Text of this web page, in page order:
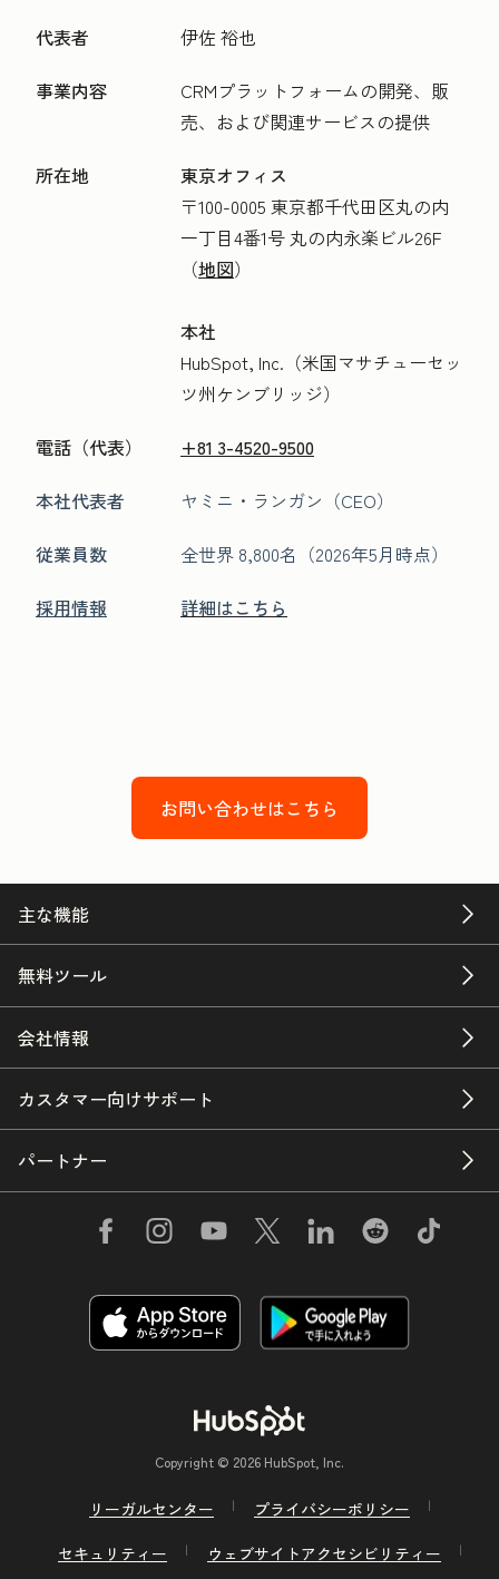
代表者
伊佐 裕也
事業内容
CRMプラットフォームの開発、販
売、および関連サービスの提供
所在地
東京オフィス
〒100-0005 東京都千代田区丸の内
一丁目4番1号 丸の内永楽ビル26F
（地図）
本社
HubSpot, Inc.（米国マサチューセッ
ツ州ケンブリッジ）
電話（代表）
+81 3-4520-9500
本社代表者
ヤミニ・ランガン（CEO）
従業員数
全世界 8,800名（2026年5月時点）
採用情報
詳細はこちら
お問い合わせはこちら
主な機能
無料ツール
会社情報
カスタマー向けサポート
パートナー
Copyright © 2026 HubSpot, Inc.
リーガルセンター
プライバシーポリシー
セキュリティー
ウェブサイトアクセシビリティー